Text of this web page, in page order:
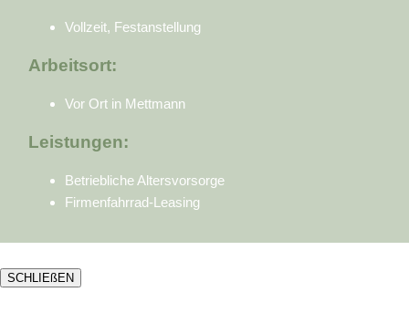
Vollzeit, Festanstellung
Arbeitsort:
Vor Ort in Mettmann
Leistungen:
Betriebliche Altersvorsorge
Firmenfahrrad-Leasing
SCHLIEßEN